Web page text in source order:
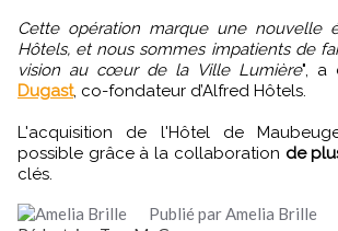
Cette opération marque une nouvelle
Hôtels, et nous sommes impatients de
vision au cœur de la Ville Lumière", a
Dugast, co-fondateur d’Alfred Hôtels.
L'acquisition de l'Hôtel de
possible grâce à la collaboration de
clés.
Publié par Amelia Brille